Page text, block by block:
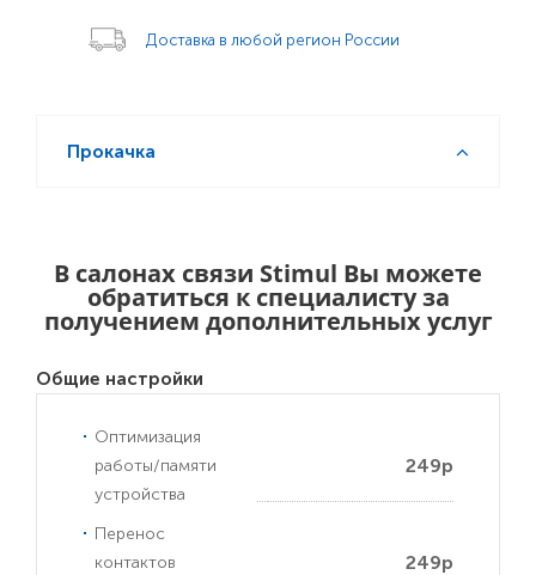
Доставка в любой регион России
Прокачка
В салонах связи Stimul Вы можете
обратиться к специалисту за
получением дополнительных услуг
Общие настройки
Оптимизация
работы/памяти
устройства
249р
Перенос
контактов
249р